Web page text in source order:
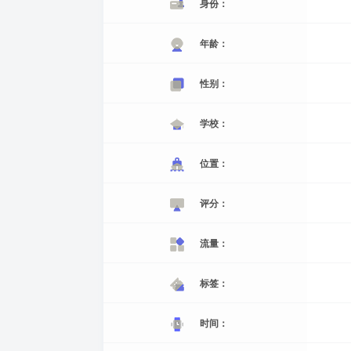
身份：
年龄：
性别：
学校：
位置：
评分：
流量：
标签：
时间：